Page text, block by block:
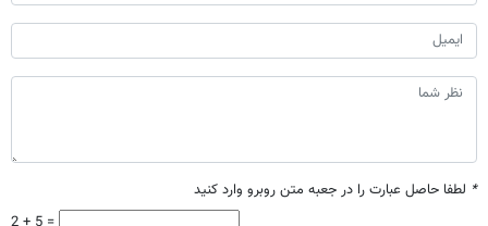
* لطفا حاصل عبارت را در جعبه متن روبرو وارد کنید